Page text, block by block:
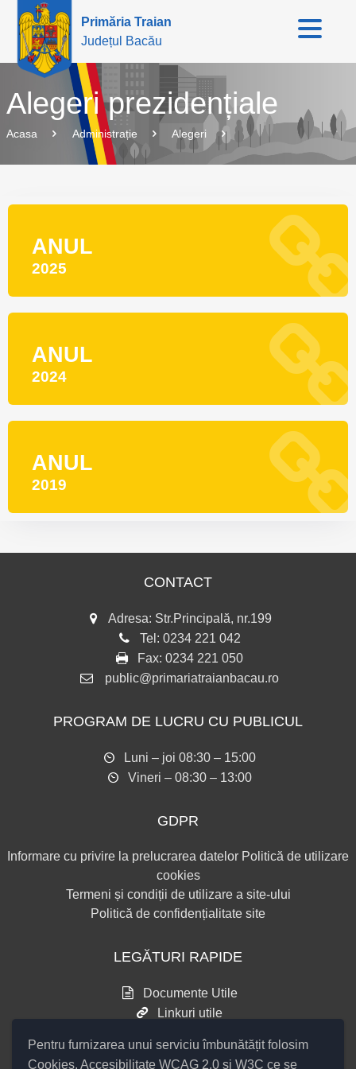
Pentru furnizarea unui serviciu îmbunătățit folosim
Cookies, Accesibilitate WCAG 2.0 și W3C ce se
Primăria Traian
Județul Bacău
Alegeri prezidențiale
Acasa Administrație Alegeri
ANUL
2025
ANUL
2024
ANUL
2019
CONTACT
Adresa: Str.Principală, nr.199
Tel: 0234 221 042
Fax: 0234 221 050
public@primariatraianbacau.ro
PROGRAM DE LUCRU CU PUBLICUL
Luni – joi 08:30 – 15:00
Vineri – 08:30 – 13:00
GDPR
Informare cu privire la prelucrarea datelor Politică de utilizare
cookies
Termeni și condiții de utilizare a site-ului
Politică de confidențialitate site
LEGĂTURI RAPIDE
Documente Utile
Linkuri utile